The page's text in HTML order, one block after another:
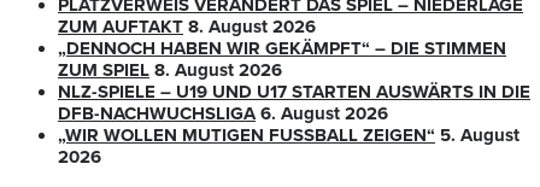
PLATZVERWEIS VERÄNDERT DAS SPIEL – NIEDERLAGE
ZUM AUFTAKT 8. August 2026
„DENNOCH HABEN WIR GEKÄMPFT“ – DIE STIMMEN
ZUM SPIEL 8. August 2026
NLZ-SPIELE – U19 UND U17 STARTEN AUSWÄRTS IN DIE
DFB-NACHWUCHSLIGA 6. August 2026
„WIR WOLLEN MUTIGEN FUSSBALL ZEIGEN“
5. August
2026